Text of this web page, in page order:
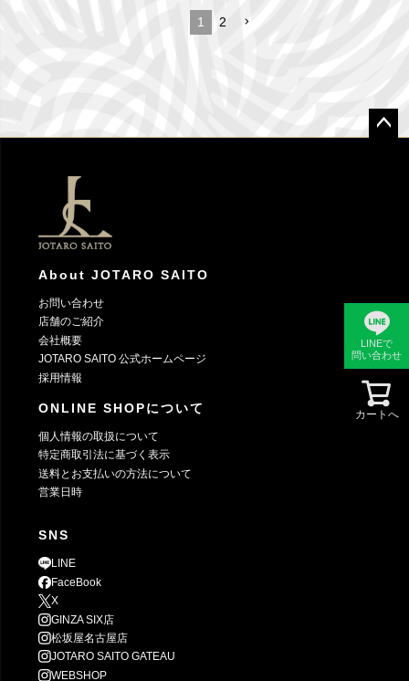
1 2
LINEで
問い合わせ
カートへ
About JOTARO SAITO
お問い合わせ
店舗のご紹介
会社概要
JOTARO SAITO 公式ホームページ
採用情報
ONLINE SHOPについて
個人情報の取扱について
特定商取引法に基づく表示
送料とお支払いの方法について
営業日時
SNS
LINE
FaceBook
X
GINZA SIX店
松坂屋名古屋店
JOTARO SAITO GATEAU
WEBSHOP